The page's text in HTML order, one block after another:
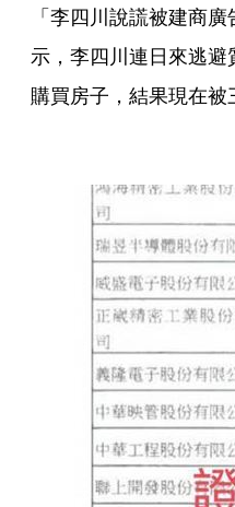
「李四川說謊被建商
示，李四川連日來逃
購買房子，結果現在被